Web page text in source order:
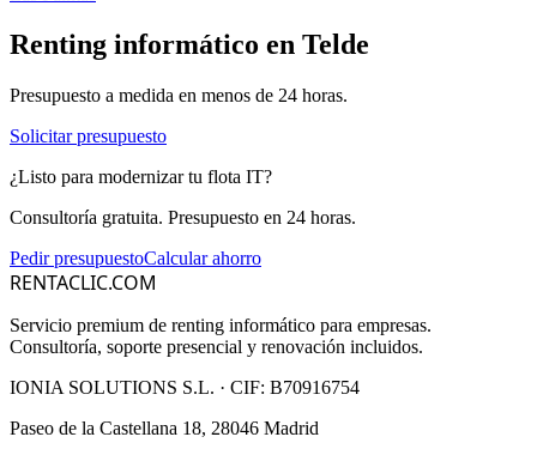
Renting informático en Telde
Presupuesto a medida en menos de 24 horas.
Solicitar presupuesto
¿Listo para modernizar tu flota IT?
Consultoría gratuita. Presupuesto en 24 horas.
Pedir presupuestoCalcular ahorro
RENTACLIC.COM
Servicio premium de renting informático para empresas.
Consultoría, soporte presencial y renovación incluidos.
IONIA SOLUTIONS S.L. · CIF: B70916754
Paseo de la Castellana 18, 28046 Madrid